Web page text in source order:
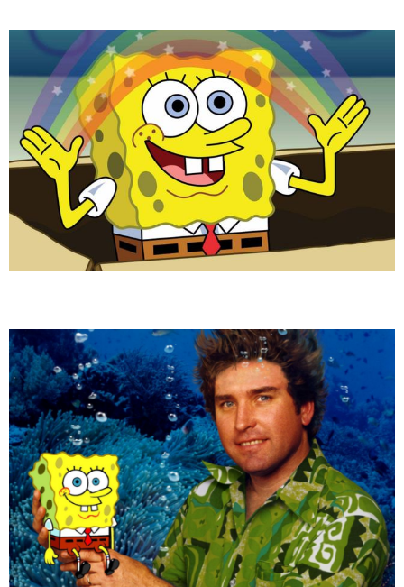
ATM／網路銀行／等多元方式進行付款，方視為交易完成。
※ 請注意：結帳手續完成當下不需立刻繳費，但若您需要取消訂單，請聯絡
購買商品的店家。未經商家同意取消之訂單仍視為有效，需透過AFTEE先享
後付繳納相關費用。
※ 交易是否成功請以「AFTEE先享後付 」之結帳頁面顯示為準，若有關於
是否繳費成功／繳費後需取消欲退款等相關疑問，請聯繫「AFTEE先享後付
客戶支援中心」https://netprotections.freshdesk.com/support/home
【注意事項】
１．透過由恩沛科技股份有限公司提供之「AFTEE先享後付」服務完成之交
易，需依本服務之必要範圍內提供個人資料，並將交易相關給付款項請求債
權轉讓予恩沛科技股份有限公司。
２．關於個人資料處理事宜，請瀏覽以下網址：
https://aftee.tw/terms/#terms3
３．未成年的使用者請事先徵得法定代理人或監護人之同意方可使用
請求用戶進行身份認證。
５．嚴禁一人註冊多個帳號或使用他人資訊註冊。若發現惡意使用之情形，
恩沛科技股份有限公司將有權停止該用戶之使用額度並採取法律行動。
7-11取貨付款
每筆NT$70，滿NT$899(含以上)免運費
付款後7-11取貨
每筆NT$70，滿NT$899(含以上)免運費
宅配
每筆NT$80，滿NT$899(含以上)免運費